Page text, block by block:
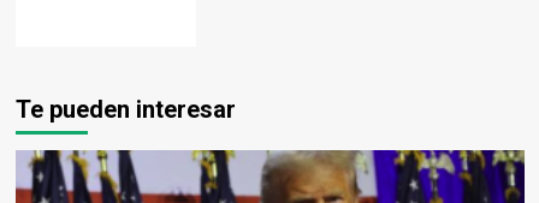
Te pueden interesar